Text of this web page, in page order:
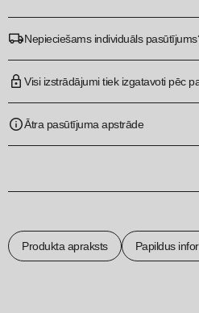
turētājs
slatwall
quantity
Nepieciešams individuāls
Visi izstrādājumi tiek izgatavoti pēc
Ātra pasūtījuma apstrāde
Produkta apraksts Papildus